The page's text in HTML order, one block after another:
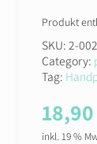
ratings
Produkt
SKU:2-
Category:
Tag:
inkl. 19 %